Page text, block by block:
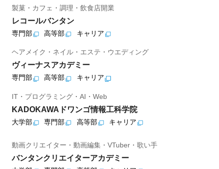
製菓・カフェ・調理・飲食店開業
レコールバンタン
専門部 高等部 キャリア
ヘアメイク・ネイル・エステ・ウエディング
ヴィーナスアカデミー
専門部 高等部 キャリア
IT・プログラミング・AI・Web
KADOKAWAドワンゴ情報工科学院
大学部 専門部 高等部 キャリア
動画クリエイター・動画編集・VTuber・歌い手
バンタンクリエイターアカデミー